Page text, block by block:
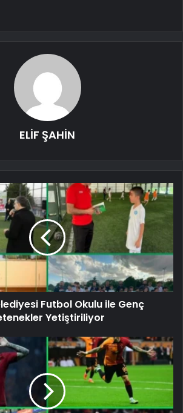
ELİF ŞAHİN
Futbol Okulu ile Genç
Yetiştiriliyor